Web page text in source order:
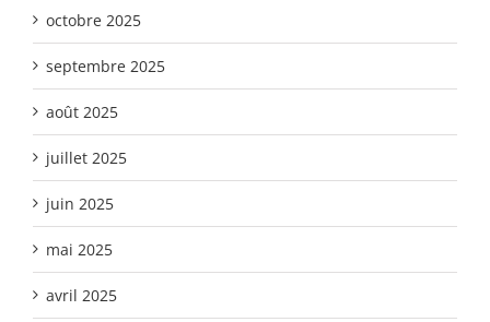
octobre 2025
septembre 2025
août 2025
juillet 2025
juin 2025
mai 2025
avril 2025